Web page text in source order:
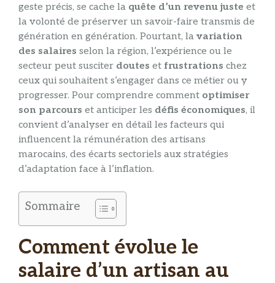
geste précis, se cache la quête d’un revenu juste et
la volonté de préserver un savoir-faire transmis de
génération en génération. Pourtant, la variation
des salaires selon la région, l’expérience ou le
secteur peut susciter doutes et frustrations chez
ceux qui souhaitent s’engager dans ce métier ou y
progresser. Pour comprendre comment optimiser
son parcours et anticiper les défis économiques, il
convient d’analyser en détail les facteurs qui
influencent la rémunération des artisans
marocains, des écarts sectoriels aux stratégies
d’adaptation face à l’inflation.
Sommaire
Comment évolue le
salaire d’un artisan au